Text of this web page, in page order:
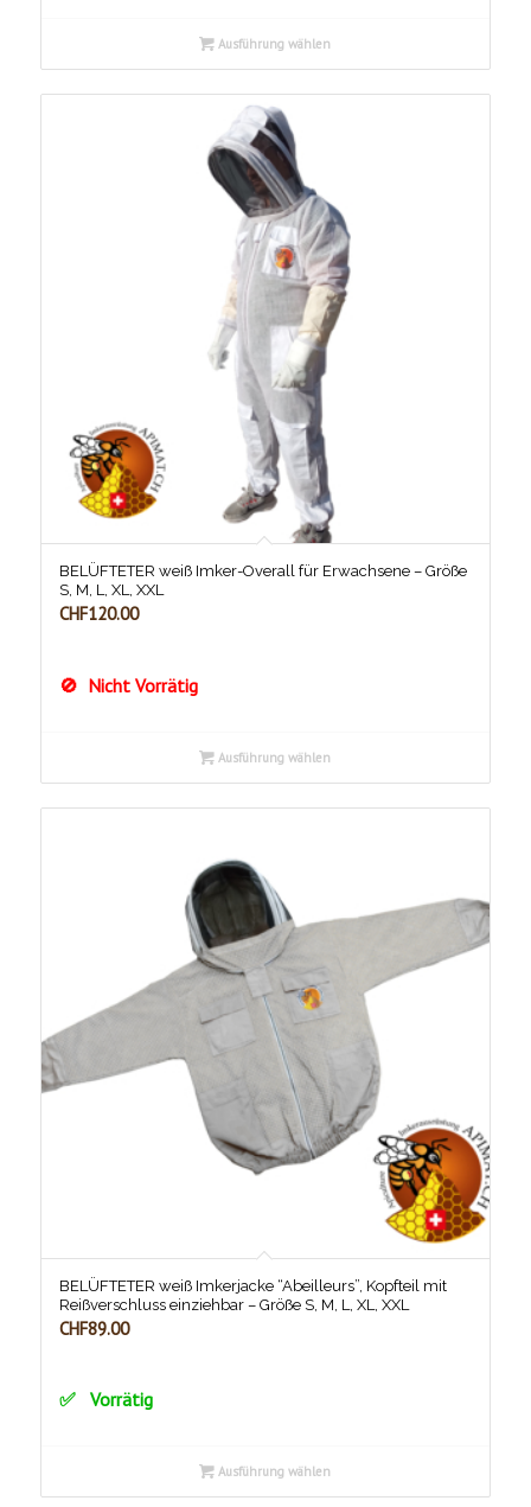
Ausführung wählen
BELÜFTETER weiß Imker-Overall für Erwachsene – Größe
S, M, L, XL, XXL
CHF120.00
Nicht Vorrätig
Ausführung wählen
BELÜFTETER weiß Imkerjacke “Abeilleurs”, Kopfteil mit
Reißverschluss einziehbar – Größe S, M, L, XL, XXL
CHF89.00
Vorrätig
Ausführung wählen